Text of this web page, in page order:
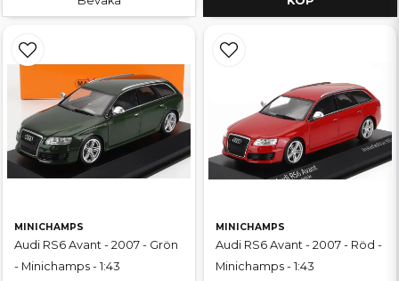
MINICHAMPS
Audi RS6 Avant - 2007 - Grön
- Minichamps - 1:43
MINICHAMPS
Audi RS6 Avant - 2007 - Röd -
Minichamps - 1:43